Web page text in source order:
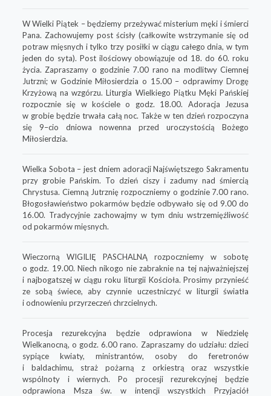
W Wielki Piątek – będziemy przeżywać misterium męki i śmierci
Pana. Zachowujemy post ścisły (całkowite wstrzymanie się od
potraw mięsnych i tylko trzy posiłki w ciągu całego dnia, w tym
jeden do syta). Post ilościowy obowiązuje od 18. do 60. roku
życia. Zapraszamy o godzinie 7.00 rano na modlitwy Ciemnej
Jutrzni; w Godzinie Miłosierdzia o 15.00 – odprawimy Drogę
Krzyżową na wzgórzu. Liturgia Wielkiego Piątku Męki Pańskiej
rozpocznie się w kościele o godz. 18.00. Adoracja Jezusa
w grobie będzie trwała całą noc. Także w ten dzień rozpoczyna
się 9–cio dniowa nowenna przed uroczystością Bożego
Miłosierdzia.
Wielka Sobota – jest dniem adoracji Najświętszego Sakramentu
przy grobie Pańskim. To dzień ciszy i zadumy nad śmiercią
Chrystusa. Ciemną Jutrznię rozpoczniemy o godzinie 7.00 rano.
Błogosławieństwo pokarmów będzie odbywało się od 9.00 do
16.00. Tradycyjnie zachowajmy w tym dniu wstrzemięźliwość
od pokarmów mięsnych.
Wieczorną WIGILIĘ PASCHALNĄ rozpoczniemy w sobotę
o godz. 19.00. Niech nikogo nie zabraknie na tej najważniejszej
i najbogatszej w ciągu roku liturgii Kościoła. Prosimy przynieść
ze sobą świece, aby czynnie uczestniczyć w liturgii światła
i odnowieniu przyrzeczeń chrzcielnych.
Procesja rezurekcyjna będzie odprawiona w Niedzielę
Wielkanocną, o godz. 6.00 rano. Zapraszamy do udziału: dzieci
sypiące kwiaty, ministrantów, osoby do feretronów
i baldachimu, straż pożarną z orkiestrą oraz wszystkie
wspólnoty i wiernych. Po procesji rezurekcyjnej będzie
odprawiona Msza św. w intencji wszystkich Przyjaciół